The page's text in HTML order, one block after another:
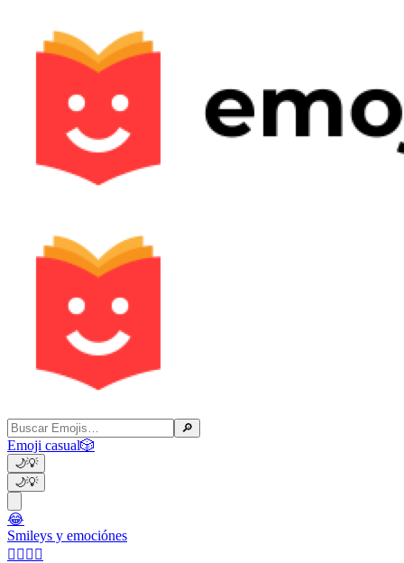
🔎
Emoji casual🎲
🌙💡
🌙💡
😂
Smileys y emociónes
👩‍❤️‍💋‍👨